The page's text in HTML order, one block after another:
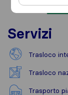
Servizi
Trasloco
Trasloco
Trasporto